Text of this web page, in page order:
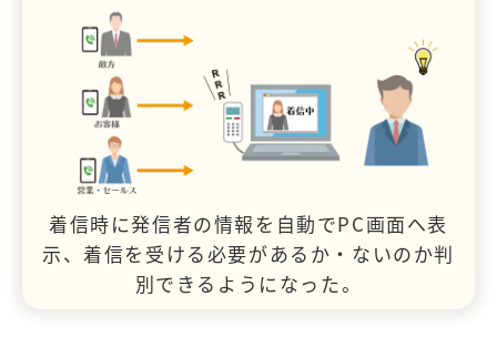
着信時に発信者の情報を自動でPC画面へ表
示、着信を受ける必要があるか・ないのか判
別できるようになった。